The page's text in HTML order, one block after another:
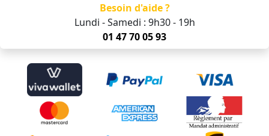
Besoin d'aide ?
Lundi - Samedi : 9h30 - 19h
01 47 70 05 93